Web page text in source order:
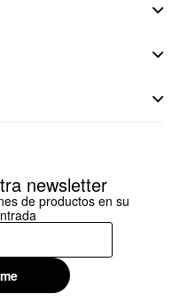
newsletter
de productos en su